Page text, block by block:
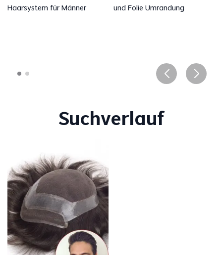
Haarsystem für Männer
und Folie Umrandung
Suchverlauf